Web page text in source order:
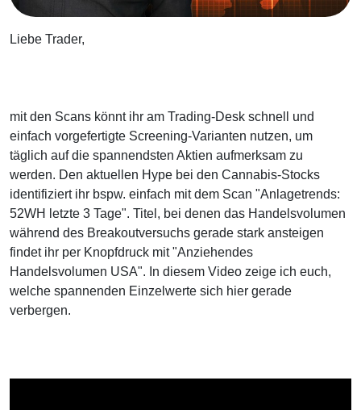
Liebe Trader,
mit den Scans könnt ihr am Trading-Desk schnell und
einfach vorgefertigte Screening-Varianten nutzen, um
täglich auf die spannendsten Aktien aufmerksam zu
werden. Den aktuellen Hype bei den Cannabis-Stocks
identifiziert ihr bspw. einfach mit dem Scan "Anlagetrends:
52WH letzte 3 Tage". Titel, bei denen das Handelsvolumen
während des Breakoutversuchs gerade stark ansteigen
findet ihr per Knopfdruck mit "Anziehendes
Handelsvolumen USA". In diesem Video zeige ich euch,
welche spannenden Einzelwerte sich hier gerade
verbergen.